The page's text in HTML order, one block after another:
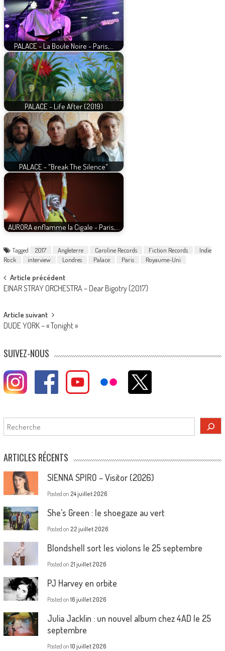
PALACE - La Boule Noire - Paris,…
PALACE - Life After (2019)
PALACE - "Break The Silence"
AURORA enflamme la Cigale - Paris,…
Tagged 2017 Angleterre Caroline Records Fiction Records
Indie
Rock
interview Londres Palace Paris Royaume-Uni
Post
navigation
Article précédent
EINAR STRAY ORCHESTRA – Dear Bigotry (2017)
Article suivant
DUDE YORK – « Tonight »
SUIVEZ-NOUS
Rechercher
ARTICLES RÉCENTS
SIENNA SPIRO – Visitor (2026)
Posted on 24 juillet 2026
She’s Green : le shoegaze au vert
Posted on 22 juillet 2026
Blondshell sort les violons le 25 septembre
Posted on 21 juillet 2026
PJ Harvey en orbite
Posted on 16 juillet 2026
Julia Jacklin : un nouvel album chez 4AD le 25
septembre
Posted on 10 juillet 2026